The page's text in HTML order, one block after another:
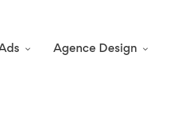
Agence Design